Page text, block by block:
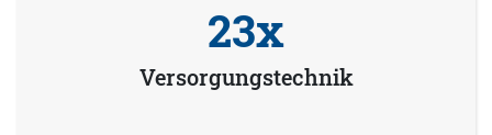
23x
Versorgungstechnik